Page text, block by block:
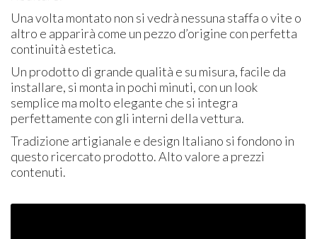
Una volta montato non si vedrà nessuna staffa o vite o
altro e apparirà come un pezzo d’origine con perfetta
continuità estetica.
Un prodotto di grande qualità e su misura, facile da
installare, si monta in pochi minuti, con un look
semplice ma molto elegante che si integra
perfettamente con gli interni della vettura.
Tradizione artigianale e design Italiano si fondono in
questo ricercato prodotto. Alto valore a prezzi
contenuti.